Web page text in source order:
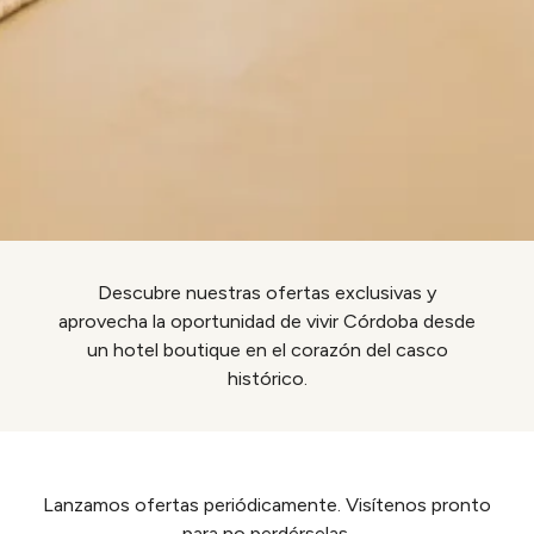
Descubre nuestras ofertas exclusivas y
aprovecha la oportunidad de vivir Córdoba desde
un hotel boutique en el corazón del casco
histórico.
Lanzamos ofertas periódicamente. Visítenos pronto